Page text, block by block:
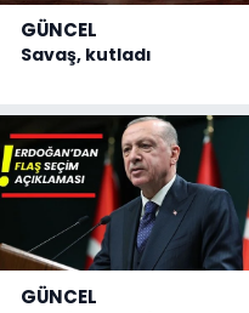
GÜNCEL
Savaş, kutladı
GÜNCEL